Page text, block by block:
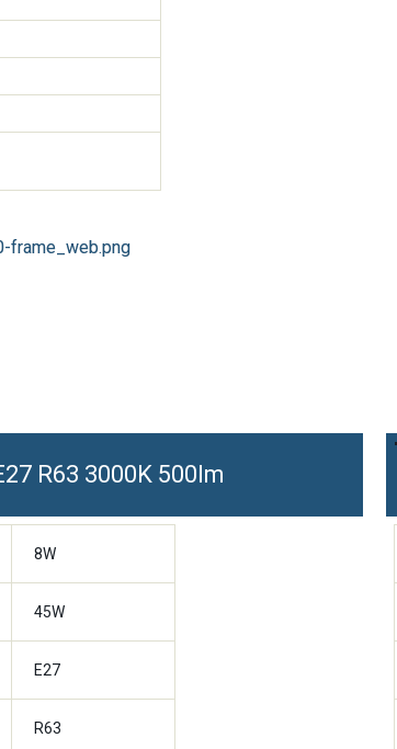
R63 3000K 500lm
8W
45W
E27
R63